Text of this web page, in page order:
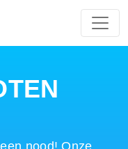
nood! Onze